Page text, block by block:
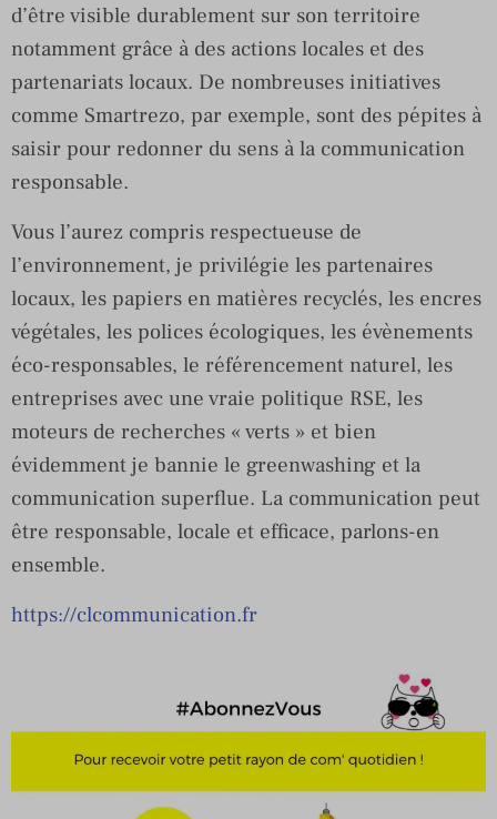
d’être visible durablement sur son territoire
notamment grâce à des actions locales et des
partenariats locaux. De nombreuses initiatives
comme Smartrezo, par exemple, sont des pépites à
saisir pour redonner du sens à la communication
responsable.
Vous l’aurez compris respectueuse de
l’environnement, je privilégie les partenaires
locaux, les papiers en matières recyclés, les encres
végétales, les polices écologiques, les évènements
éco-responsables, le référencement naturel, les
entreprises avec une vraie politique RSE, les
moteurs de recherches « verts » et bien
évidemment je bannie le greenwashing et la
communication superflue. La communication peut
être responsable, locale et efficace, parlons-en
ensemble.
https://clcommunication.fr